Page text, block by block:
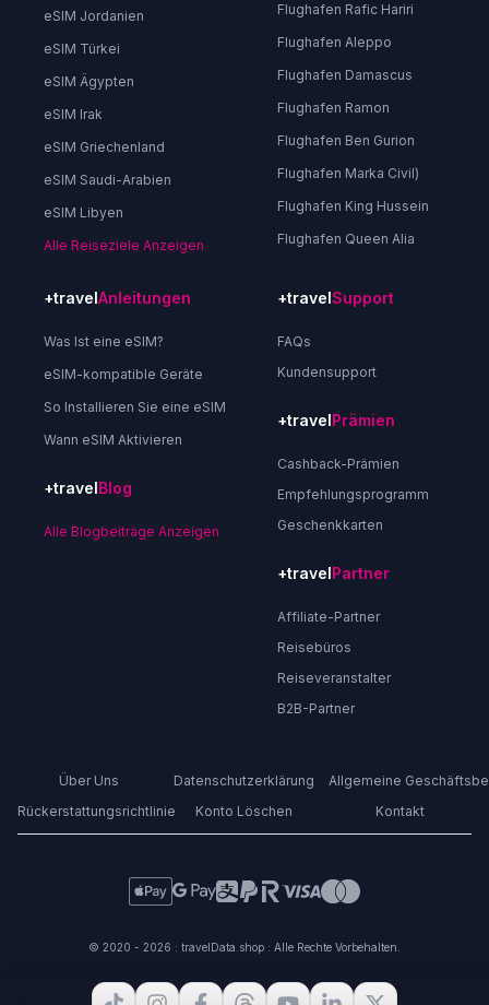
eSIM Jordanien
eSIM Türkei
eSIM Ägypten
eSIM Irak
eSIM Griechenland
eSIM Saudi-Arabien
eSIM Libyen
Alle Reiseziele Anzeigen
Flughafen Rafic Hariri
Flughafen Aleppo
Flughafen Damascus
Flughafen Ramon
Flughafen Ben Gurion
Flughafen Marka Civil)
Flughafen King Hussein
Flughafen Queen Alia
+travelAnleitungen
Was Ist eine eSIM?
eSIM-kompatible Geräte
So Installieren Sie eine eSIM
Wann eSIM Aktivieren
+travelBlog
Alle Blogbeiträge Anzeigen
+travelSupport
FAQs
Kundensupport
+travelPrämien
Cashback-Prämien
Empfehlungsprogramm
Geschenkkarten
+travelPartner
Affiliate-Partner
Reisebüros
Reiseveranstalter
B2B-Partner
Über Uns Datenschutzerklärung
Allgemeine
Rückerstattungsrichtlinie
Konto Löschen Kontakt
© 2020 - 2026 : travelData.shop : Alle Rechte Vorbehalten.